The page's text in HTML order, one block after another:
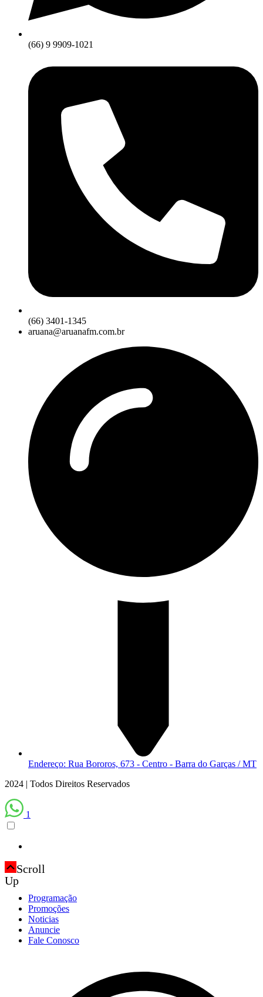
(66) 9 9909-1021
(66) 3401-1345
aruana@aruanafm.com.br
Endereço: Rua Bororos, 673 - Centro - Barra do Garças / MT
2024 | Todos Direitos Reservados
1
Scroll
Up
Programação
Promoções
Noticias
Anuncie
Fale Conosco